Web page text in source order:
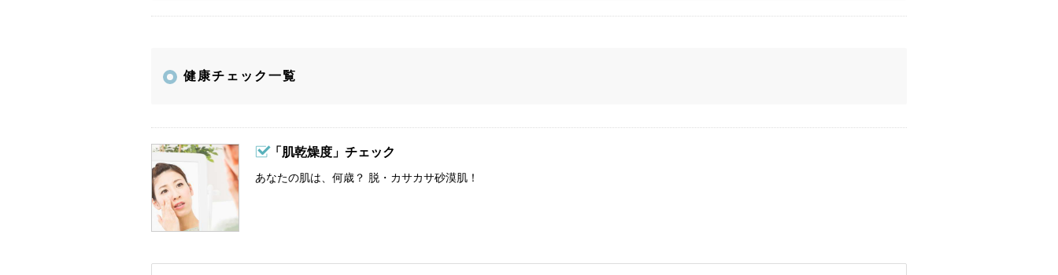
健康チェック一覧
「肌乾燥度」チェック
あなたの肌は、何歳？ 脱・カサカサ砂漠肌！